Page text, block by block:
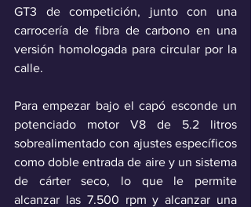
GT3 de competición, junto con una
carrocería de fibra de carbono en una
versión homologada para circular por la
calle.
Para empezar bajo el capó esconde un
potenciado motor V8 de 5.2 litros
sobrealimentado con ajustes específicos
como doble entrada de aire y un sistema
de cárter seco, lo que le permite
alcanzar las 7.500 rpm y alcanzar una